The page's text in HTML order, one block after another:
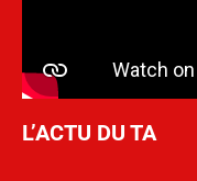
L’ACTU DU TA